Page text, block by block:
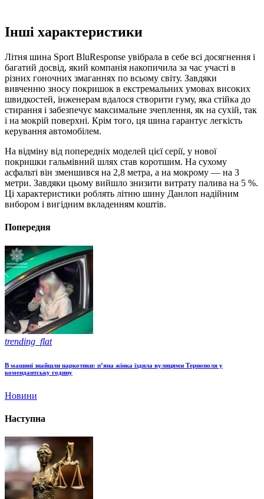
Інші характеристики
Літня шина Sport BluResponse увібрала в себе всі досягнення і
багатий досвід, який компанія накопичила за час участі в
різних гоночних змаганнях по всьому світу. Завдяки
вивченню зносу покришок в екстремальних умовах високих
швидкостей, інженерам вдалося створити гуму, яка стійка до
стирання і забезпечує максимальне зчеплення, як на сухій, так
і на мокрій поверхні. Крім того, ця шина гарантує легкість
керування автомобілем.
На відміну від попередніх моделей цієї серії, у нової
покришки гальмівний шлях став коротшим. На сухому
асфальті він зменшився на 2,8 метра, а на мокрому — на 3
метри. Завдяки цьому вийшло знизити витрату палива на 5 %.
Ці характеристики роблять літню шину Данлоп надійним
вибором і вигідним вкладенням коштів.
Попередня
trending_flat
В машині знайшли наркотики: п’яна жінка їздила вулицями Тернополя у
комендантську годину
Новини
Наступна